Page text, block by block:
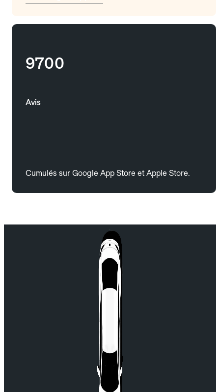
9700
Avis
Cumulés sur Google App Store et Apple Store.